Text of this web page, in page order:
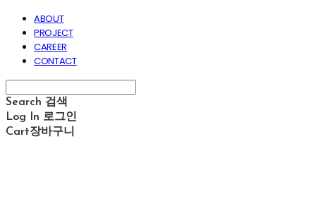
ABOUT
PROJECT
CAREER
CONTACT
Search 검색
Log In 로그인
Cart장바구니